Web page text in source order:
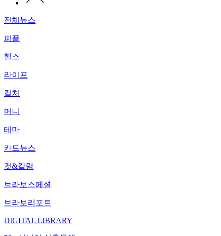
전체뉴스
피플
헬스
라이프
컬처
머니
테마
카드뉴스
컷&칼럼
브라보스페셜
브라보리포트
DIGITAL LIBRARY